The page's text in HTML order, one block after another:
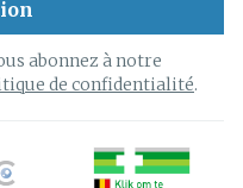
abonnez à notre
de confidentialité.